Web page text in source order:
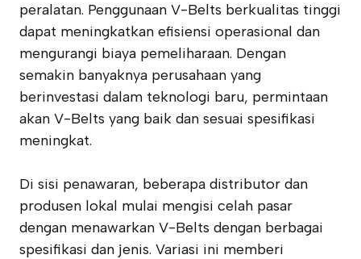
peralatan. Penggunaan V-Belts berkualitas tinggi
dapat meningkatkan efisiensi operasional dan
mengurangi biaya pemeliharaan. Dengan
semakin banyaknya perusahaan yang
berinvestasi dalam teknologi baru, permintaan
akan V-Belts yang baik dan sesuai spesifikasi
meningkat.
Di sisi penawaran, beberapa distributor dan
produsen lokal mulai mengisi celah pasar
dengan menawarkan V-Belts dengan berbagai
spesifikasi dan jenis. Variasi ini memberi